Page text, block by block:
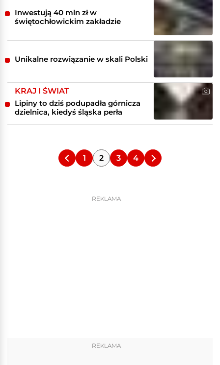
Inwestują 40 mln zł w
świętochłowickim zakładzie
Unikalne rozwiązanie w skali Polski
KRAJ I ŚWIAT
Lipiny to dziś podupadła górnicza
dzielnica, kiedyś śląska perła
1 2 3 4
REKLAMA
REKLAMA